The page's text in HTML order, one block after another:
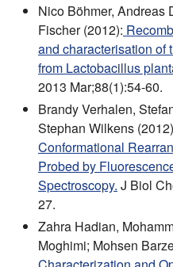
Nico Böhmer, Andreas
Fischer (2012):
and characterisation of
from Lactobacillus
2013 Mar;88(1):54-60.
Brandy Verhalen,
Stephan Wilkens
Conformational
Probed by
Spectroscopy. J Biol
27.
Zahra Hadian,
Moghimi; Mohsen